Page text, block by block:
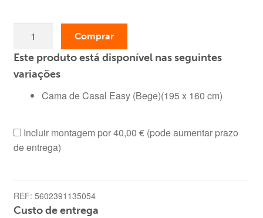
era:
279,00 €.
é:
Cama
de
(195
x
Comprar
Este produto está disponível nas seguintes
variações
Cama de Casal Easy (Bege)(195 x 160 cm)
Incluir montagem por40,00 €(pode aumentar prazo
de entrega)
REF: 5602391135054
Custo de entrega